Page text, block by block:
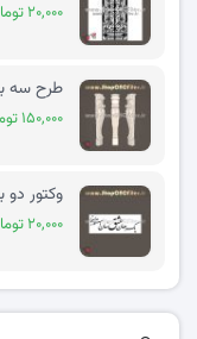
۲۰,۰۰۰ تومان
طرح سه
۱۵۰,۰۰۰ تومان
وکتور دو
۲۰,۰۰۰ تومان